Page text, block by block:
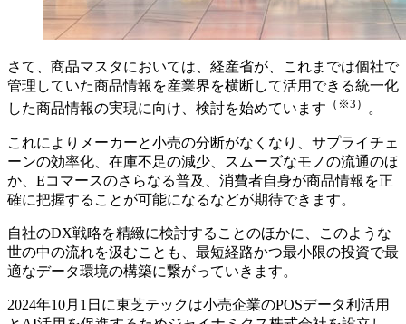
さて、商品マスタにおいては、経産省が、これまでは個社で
管理していた商品情報を産業界を横断して活用できる統一化
した商品情報の実現に向け、検討を始めています （※3） 。
これによりメーカーと小売の分断がなくなり、サプライチェ
ーンの効率化、在庫不足の減少、スムーズなモノの流通のほ
か、Eコマースのさらなる普及、消費者自身が商品情報を正
確に把握することが可能になるなどが期待できます。
自社のDX戦略を精緻に検討することのほかに、このような
世の中の流れを汲むことも、最短経路かつ最小限の投資で最
適なデータ環境の構築に繋がっていきます。
2024年10月1日に東芝テックは小売企業のPOSデータ利活用